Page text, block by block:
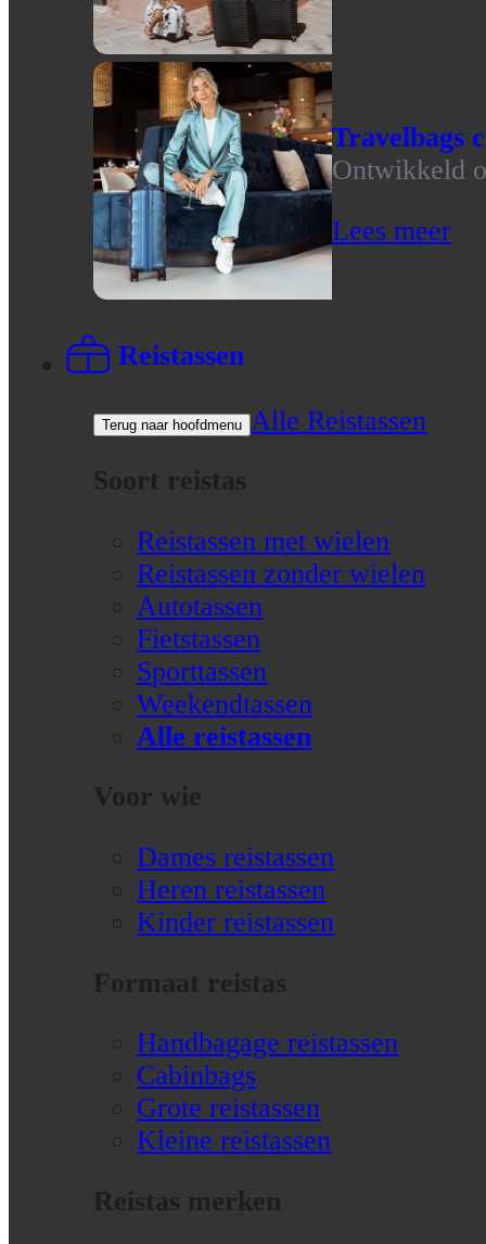
Travelbags
Ontwikkeld
Lees meer
Reistassen
Terug naar hoofdmenu
Alle Reistassen
Soort reistas
Reistassen met wielen
Reistassen zonder wielen
Autotassen
Fietstassen
Sporttassen
Weekendtassen
Alle reistassen
Voor wie
Dames reistassen
Heren reistassen
Kinder reistassen
Formaat reistas
Handbagage reistassen
Cabinbags
Grote reistassen
Kleine reistassen
Reistas merken